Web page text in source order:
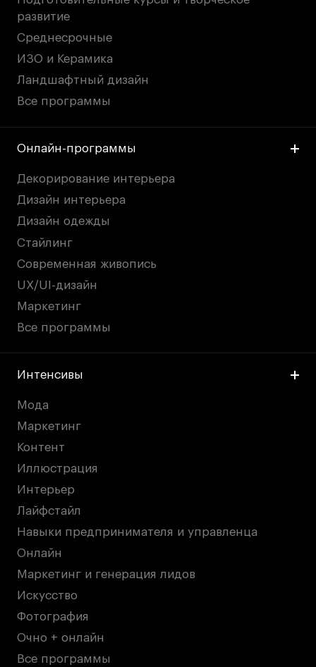
развитие
Среднесрочные
ИЗО и Керамика
Ландшафтный дизайн
Все программы
Онлайн-программы
Декорирование интерьера
Дизайн интерьера
Дизайн одежды
Стайлинг
Современная живопись
UX/UI-дизайн
Маркетинг
Все программы
Интенсивы
Мода
Маркетинг
Контент
Иллюстрация
Интерьер
Лайфстайл
Навыки предпринимателя и управленца
Онлайн
Маркетинг и генерация лидов
Искусство
Фотография
Очно + онлайн
Все программы